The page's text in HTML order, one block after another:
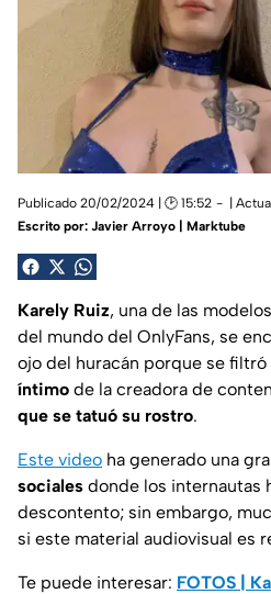
Publicado 20/02/2024 | 🕑 15:52 |
Escrito por: Javier Arroyo | Marktube
Karely Ruiz, una de las
del mundo del OnlyFans, se
ojo del huracán porque se filtró
íntimo de la creadora de
que se tatuó su rostro.
Este video ha generado una
sociales donde los internautas
descontento; sin embargo,
si este material audiovisual es
Te puede interesar: FOTOS |